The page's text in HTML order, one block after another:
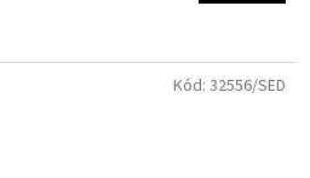
Kód: 32556/SED